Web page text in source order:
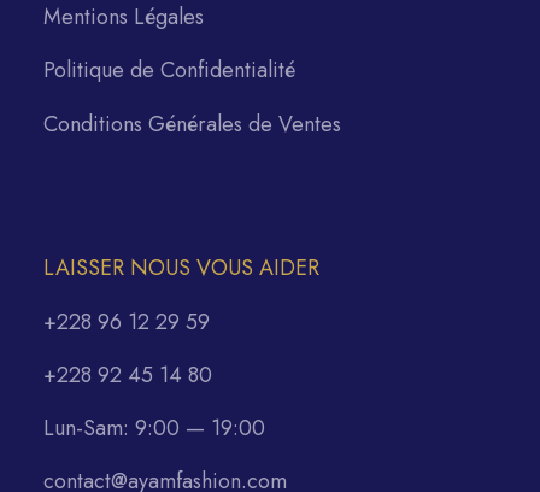
Mentions Légales
Politique de Confidentialité
Conditions Générales de Ventes
LAISSER NOUS VOUS AIDER
+228 96 12 29 59
+228 92 45 14 80
Lun-Sam: 9:00 — 19:00
contact@ayamfashion.com